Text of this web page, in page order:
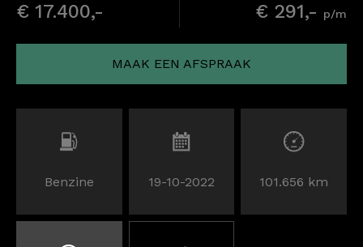
€ 17.400,- € 291,- p/m
MAAK EEN AFSPRAAK
Benzine 19-10-2022 101.656 km